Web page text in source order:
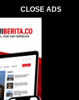
CLOSE ADS